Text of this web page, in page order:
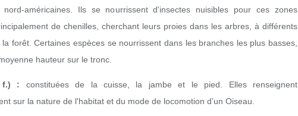
américaines. Ils se nourrissent d'insectes nuisibles pour ces zones
de chenilles, cherchant leurs proies dans les arbres, à différents
la forêt.Certaines espèces se nourrissent dans les branches les plus basses,
hauteur sur le tronc.
f.) : constituées de la cuisse, la jambe et le pied. Elles renseignent
sur la nature de l'habitat et du mode de locomotion d’un Oiseau.